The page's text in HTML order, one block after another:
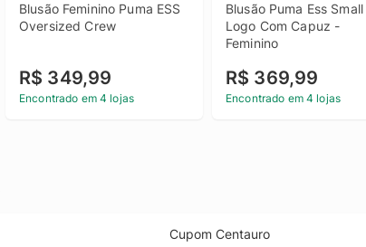
Blusão Feminino Puma ESS
Oversized Crew
R$ 349,99
Encontrado em 4 lojas
Blusão Puma Ess Small
Logo Com Capuz -
Feminino
R$ 369,99
Encontrado em 4 lojas
Cupom Centauro